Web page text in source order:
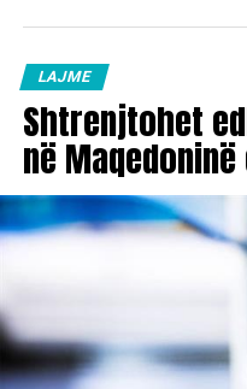
LAJME
Shtrenjtohet
në